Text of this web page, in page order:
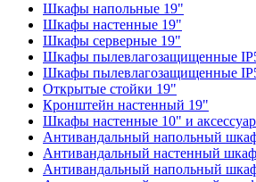
Шкафы напольные 19"
Шкафы настенные 19"
Шкафы серверные 19"
Шкафы пылевлагозащищенные
Шкафы пылевлагозащищенные
Открытые стойки 19"
Кронштейн настенный 19"
Шкафы настенные 10" и
Антивандальный напольный
Антивандальный настенный
Антивандальный напольный